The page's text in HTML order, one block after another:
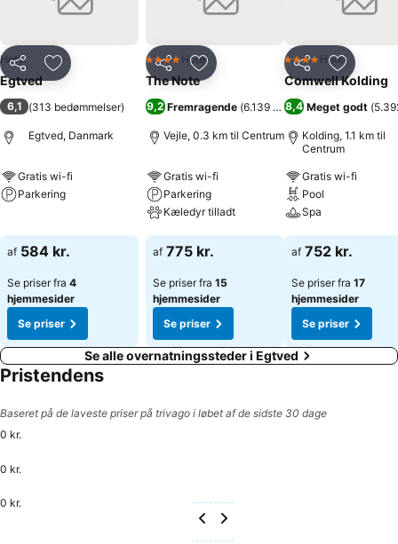
Del Føj til favoritter
Hotel
Egtved
6,1 (313 bedømmelser)
Egtved, Danmark
Gratis wi-fi
Parkering
af 584 kr.
Se priser fra 4
hjemmesider
Se priser
Del Føj til favoritter
4 StjernerHotel
The Note
9,2 Fremragende (6.139 bedømmelser)
Vejle, 0.3 km til Centrum
Gratis wi-fi
Parkering
Kæledyr tilladt
Se priser
af 775 kr.
Se priser fra 15
hjemmesider
Se priser
Del Føj til
4 StjernerHotel
Comwell Kolding
8,4 Meget godt (
Kolding, 1.1 km til
Centrum
Gratis wi-fi
Pool
Spa
Se priser
af 752 kr.
Se priser fra 17
hjemmesider
Se priser
Se alle overnatningssteder i Egtved
Pristendens
Baseret på de laveste priser på trivago i løbet af de sidste 30 dage
0 kr.
0 kr.
0 kr.